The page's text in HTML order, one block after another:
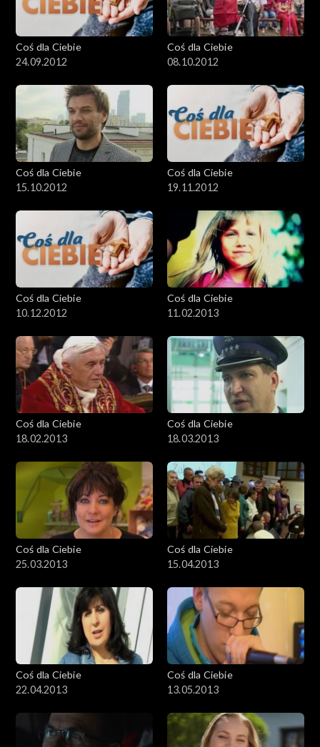
Coś dla Ciebie
24.09.2012
Coś dla Ciebie
08.10.2012
Coś dla Ciebie
15.10.2012
Coś dla Ciebie
19.11.2012
Coś dla Ciebie
10.12.2012
Coś dla Ciebie
11.02.2013
Coś dla Ciebie
18.02.2013
Coś dla Ciebie
18.03.2013
Coś dla Ciebie
25.03.2013
Coś dla Ciebie
15.04.2013
Coś dla Ciebie
22.04.2013
Coś dla Ciebie
13.05.2013